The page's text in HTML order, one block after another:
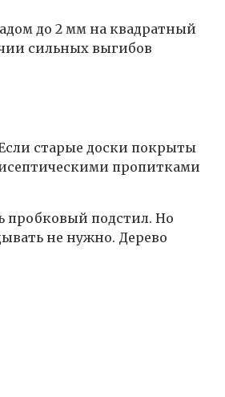
до 2 мм на квадратный
сильных выгибов
старые доски покрыты
пропитками
пробковый подстил. Но
не нужно. Дерево